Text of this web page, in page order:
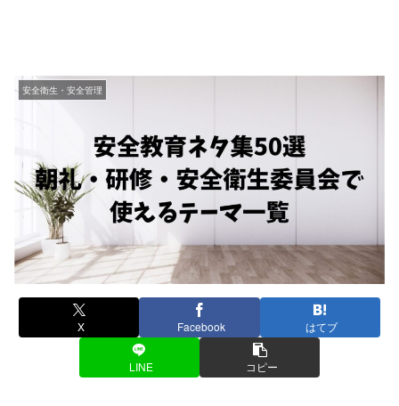
安全衛生・安全管理
X Facebook はてブ
LINE コピー